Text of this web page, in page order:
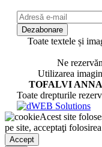
Dezabonare
Toate textele și
Ne
Utilizarea
TOFALVI
Toate drepturile
Acest site
pe site, acceptaţi
Accept